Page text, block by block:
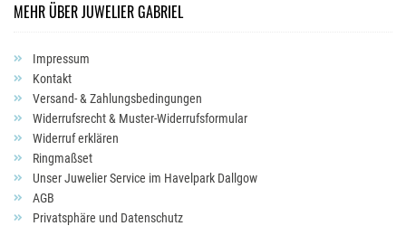
MEHR ÜBER JUWELIER GABRIEL
Impressum
Kontakt
Versand- & Zahlungsbedingungen
Widerrufsrecht & Muster-Widerrufsformular
Widerruf erklären
Ringmaßset
Unser Juwelier Service im Havelpark Dallgow
AGB
Privatsphäre und Datenschutz